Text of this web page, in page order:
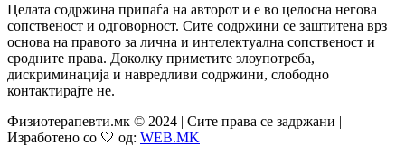
Целата содржина припаѓа на авторот и е во целосна негова
сопственост и одговорност. Сите содржини се заштитена врз
основа на правото за лична и интелектуална сопственост и
сродните права. Доколку приметите злоупотреба,
дискриминација и навредливи содржини, слободно
контактирајте не.
Физиотерапевти.мк © 2024 | Сите права се задржани |
Изработено со 🤍 од: WEB.MK